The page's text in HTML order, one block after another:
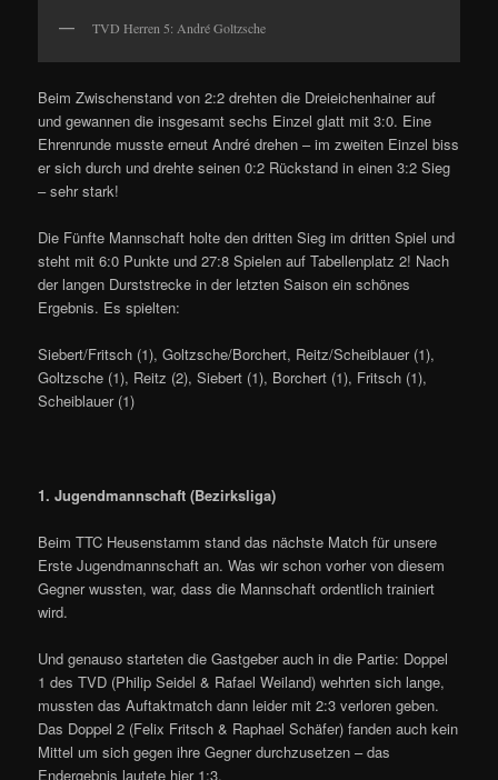
TVD Herren 5: André Goltzsche
Beim Zwischenstand von 2:2 drehten die Dreieichenhainer auf
und gewannen die insgesamt sechs Einzel glatt mit 3:0. Eine
Ehrenrunde musste erneut André drehen – im zweiten Einzel biss
er sich durch und drehte seinen 0:2 Rückstand in einen 3:2 Sieg
– sehr stark!
Die Fünfte Mannschaft holte den dritten Sieg im dritten Spiel und
steht mit 6:0 Punkte und 27:8 Spielen auf Tabellenplatz 2! Nach
der langen Durststrecke in der letzten Saison ein schönes
Ergebnis. Es spielten:
Siebert/Fritsch (1), Goltzsche/Borchert, Reitz/Scheiblauer (1),
Goltzsche (1), Reitz (2), Siebert (1), Borchert (1), Fritsch (1),
Scheiblauer (1)
1. Jugendmannschaft (Bezirksliga)
Beim TTC Heusenstamm stand das nächste Match für unsere
Erste Jugendmannschaft an. Was wir schon vorher von diesem
Gegner wussten, war, dass die Mannschaft ordentlich trainiert
wird.
Und genauso starteten die Gastgeber auch in die Partie: Doppel
1 des TVD (Philip Seidel & Rafael Weiland) wehrten sich lange,
mussten das Auftaktmatch dann leider mit 2:3 verloren geben.
Das Doppel 2 (Felix Fritsch & Raphael Schäfer) fanden auch kein
Mittel um sich gegen ihre Gegner durchzusetzen – das
Endergebnis lautete hier 1:3.